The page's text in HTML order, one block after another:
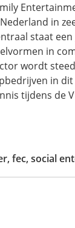
in
staat
in
wordt
in
tijdens de
, fec, social